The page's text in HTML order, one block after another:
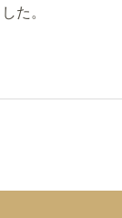
た。